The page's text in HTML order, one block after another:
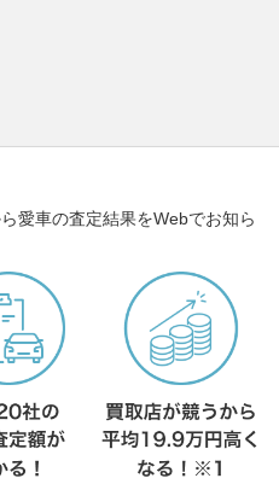
愛車の査定結果をWebでお知ら